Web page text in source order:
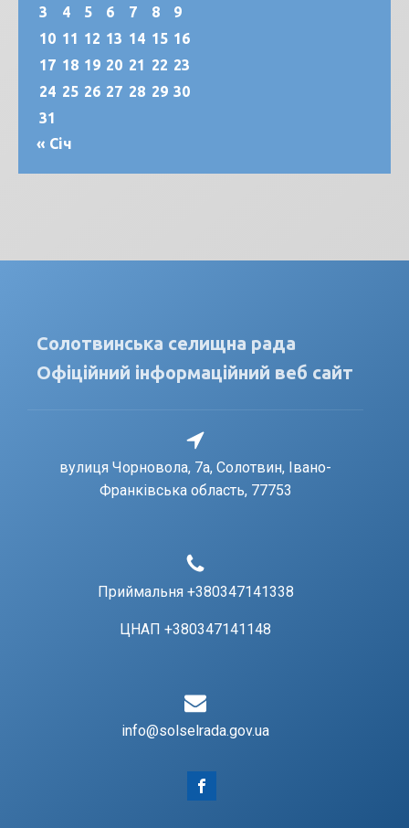
3
4 5 6 7 8
9
10 11 12 13 14 15 16
17 18 19 20 21 22 23
24 25 26 27 28 29 30
31
« Січ
Солотвинська селищна рада
Офіційний інформаційний веб сайт
вулиця Чорновола, 7a, Солотвин, Івано-
Франківська область, 77753
Приймальня +380347141338
ЦНАП +380347141148
info@solselrada.gov.ua